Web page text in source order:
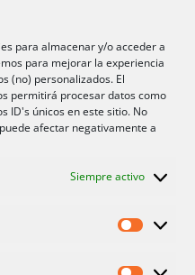
para almacenar y/o acceder a
para mejorar la experiencia
(no) personalizados. El
permitirá procesar datos como
ID's únicos en este sitio. No
afectar negativamente a
Siempre activo